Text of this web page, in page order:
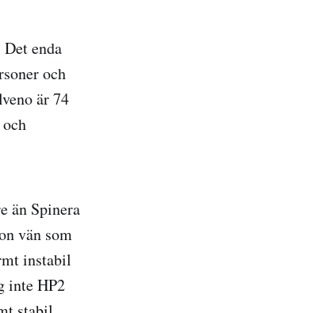
enda
och
är 74
än Spinera
vän som
instabil
inte HP2